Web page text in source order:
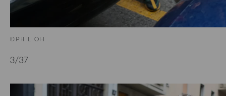
©PHIL OH
3/37